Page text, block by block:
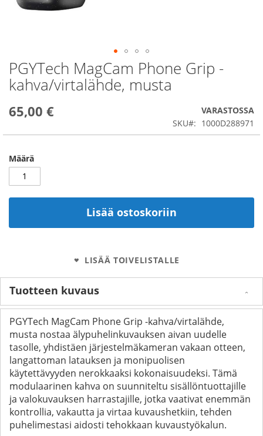
PGYTech MagCam Phone Grip -
kahva/virtalähde, musta
65,00 €
VARASTOSSA
SKU
1000D288971
Määrä
Lisää ostoskoriin
LISÄÄ TOIVELISTALLE
Skip
to
the
of
Tuotteen kuvaus
PGYTech MagCam Phone Grip -kahva/virtalähde,
musta nostaa älypuhelinkuvauksen aivan uudelle
tasolle, yhdistäen järjestelmäkameran vakaan otteen,
langattoman latauksen ja monipuolisen
käytettävyyden nerokkaaksi kokonaisuudeksi. Tämä
modulaarinen kahva on suunniteltu sisällöntuottajille
ja valokuvauksen harrastajille, jotka vaativat enemmän
kontrollia, vakautta ja virtaa kuvaushetkiin, tehden
puhelimestasi aidosti tehokkaan kuvaustyökalun.